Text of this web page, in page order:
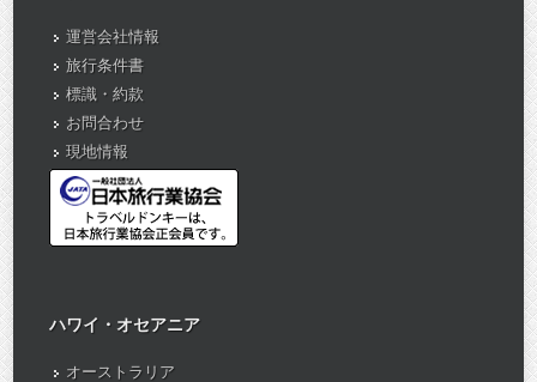
運営会社情報
旅行条件書
標識・約款
お問合わせ
現地情報
ハワイ・オセアニア
オーストラリア